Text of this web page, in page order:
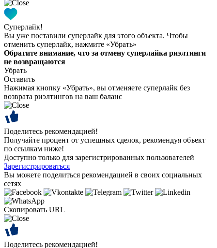
Суперлайк!
Вы уже поставили суперлайк для этого объекта. Чтобы
отменить суперлайк, нажмите «Убрать»
Обратите внимание, что за отмену суперлайка риэлтинги
не возвращаются
Убрать
Оставить
Нажимая кнопку «Убрать», вы отменяете суперлайк без
возврата риэлтингов на ваш баланс
Поделитесь рекомендацией!
Получайте процент от успешных сделок, рекомендуя объект
по ссылкам ниже!
Доступно только для зарегистрированных пользователей
Зарегистрироваться
Вы можете поделиться рекомендацией в своих социальных
сетях
Скопировать URL
Поделитесь рекомендацией!